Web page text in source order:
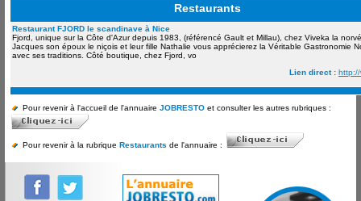
Restaurants
Restaurant FJORD le scandinave à Nice
Fjord, unique sur la Côte d'Azur depuis 1983, (référencé Gault et Millau), chez Viveka la
Jacques son époux le niçois et leur fille Nathalie vous apprécierez la Véritable Gastronomie
avec ses traditions. Côté boutique, chez Fjord, vo
Lien direct : http://
Pour revenir à l'accueil de l'annuaire JOBRESTO et consulter les autres rubriques :
Pour revenir à la rubrique Restaurants de l'annuaire :